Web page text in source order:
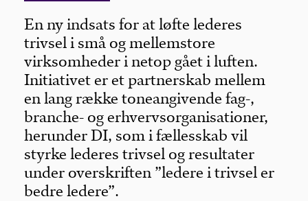
En ny indsats for at løfte lederes
trivsel i små og mellemstore
virksomheder i netop gået i luften.
Initiativet er et partnerskab mellem
en lang række toneangivende fag-,
branche- og erhvervsorganisationer,
herunder DI, som i fællesskab vil
styrke lederes trivsel og resultater
under overskriften ”ledere i trivsel er
bedre ledere”.